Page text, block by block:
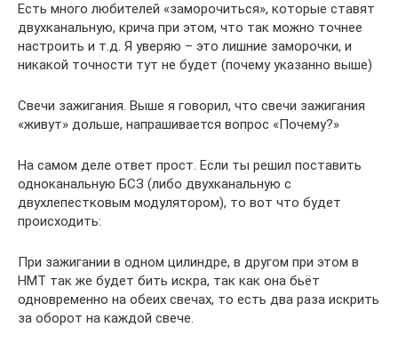
Есть много любителей «заморочиться», которые ставят
двухканальную, крича при этом, что так можно точнее
настроить и т.д. Я уверяю – это лишние заморочки, и
никакой точности тут не будет (почему указанно выше)
Свечи зажигания. Выше я говорил, что свечи зажигания
«живут» дольше, напрашивается вопрос «Почему?»
На самом деле ответ прост. Если ты решил поставить
одноканальную БСЗ (либо двухканальную с
двухлепестковым модулятором), то вот что будет
происходить:
При зажигании в одном цилиндре, в другом при этом в
НМТ так же будет бить искра, так как она бьёт
одновременно на обеих свечах, то есть два раза искрить
за оборот на каждой свече.